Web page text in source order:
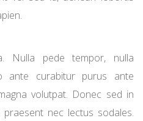
Nulla pede tempor, nulla
ante curabitur purus ante
volutpat. Donec sed in
nec lectus sodales.